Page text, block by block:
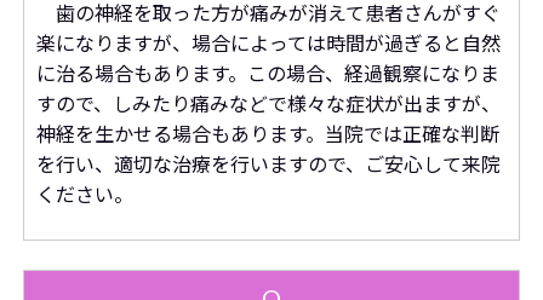
歯の神経を取った方が痛みが消えて患者さんがすぐ
楽になりますが、場合によっては時間が過ぎると自然
に治る場合もあります。この場合、経過観察になりま
すので、しみたり痛みなどで様々な症状が出ますが、
神経を生かせる場合もあります。当院では正確な判断
を行い、適切な治療を行いますので、ご安心して来院
ください。